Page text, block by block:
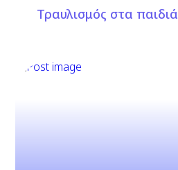
Τραυλισμός στα παιδιά